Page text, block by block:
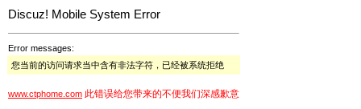
Discuz! Mobile System Error
Error messages:
您当前的访问请求当中含有非法字符，已经被系统拒绝
www.ctphome.com 此错误给您带来的不便我们深感歉意